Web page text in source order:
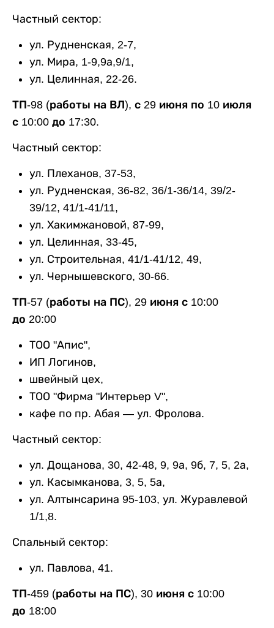
Частный сектор:
ул. Рудненская, 2-7,
ул. Мира, 1-9,9а,9/1,
ул. Целинная, 22-26.
ТП-98 (работы на ВЛ), с 29 июня по 10 июля
с 10:00 до 17:30.
Частный сектор:
ул. Плеханов, 37-53,
ул. Рудненская, 36-82, 36/1-36/14, 39/2-
39/12, 41/1-41/11,
ул. Хакимжановой, 87-99,
ул. Целинная, 33-45,
ул. Строительная, 41/1-41/12, 49,
ул. Чернышевского, 30-66.
ТП-57 (работы на ПС), 29 июня с 10:00
до 20:00
ТОО "Апис",
ИП Логинов,
швейный цех,
ТОО "Фирма "Интерьер V",
кафе по пр. Абая — ул. Фролова.
Частный сектор:
ул. Дощанова, 30, 42-48, 9, 9а, 9б, 7, 5, 2а,
ул. Касымканова, 3, 5, 5а,
ул. Алтынсарина 95-103, ул. Журавлевой
1/1,8.
Спальный сектор:
ул. Павлова, 41.
ТП-459 (работы на ПС), 30 июня с 10:00
до 18:00